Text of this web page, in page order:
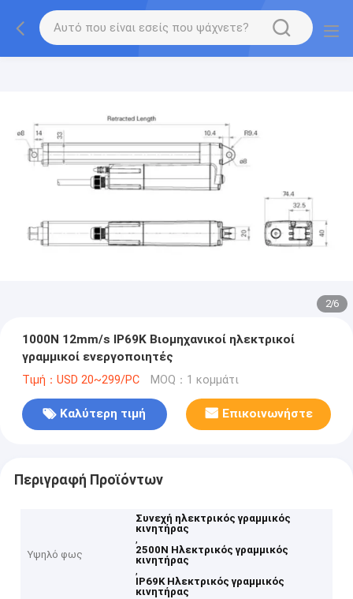
2/6
1000N 12mm/s IP69K Βιομηχανικοί ηλεκτρικοί
γραμμικοί ενεργοποιητές
Τιμή：USD 20~299/PC MOQ：1 κομμάτι
Καλύτερη τιμή Επικοινωνήστε
Περιγραφή Προϊόντων
Υψηλό φως
Συνεχή ηλεκτρικός γραμμικός
κινητήρας
,
2500N Ηλεκτρικός γραμμικός
κινητήρας
,
IP69K Ηλεκτρικός γραμμικός
κινητήρας